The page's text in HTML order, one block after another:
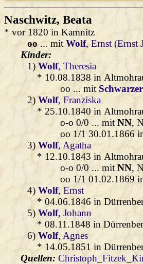
Naschwitz, Beata
* vor 1820 in Kamnitz
oo... mitWolf, Ernst (Ernst
Kinder:
1)Wolf, Theresia
* 10.08.1838 in
oo ... mit Schwarzer
2)Wolf, Franziska
* 25.10.1840 in
o-o 0/0 ... mitNN,
oo 1/1 30.01.1866
3)Wolf, Agatha
* 12.10.1843 in
o-o 0/0 ... mitNN,
oo 1/1 01.02.1869
4)Wolf, Ernst
* 04.06.1846 in
5)Wolf, Johann
* 08.11.1848 in
6)Wolf, Agnes
* 14.05.1851 in
Quellen: